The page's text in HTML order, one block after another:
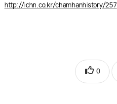
http://ichn.co.kr/chamhanhistory/257
0